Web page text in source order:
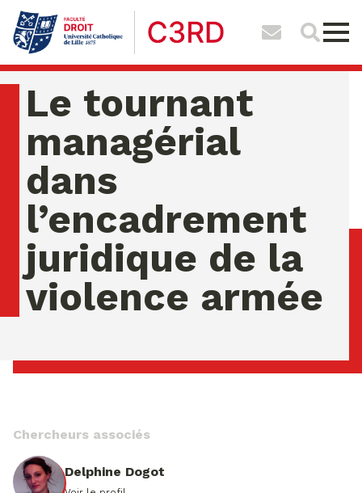
Le tournant
managérial
dans
l’encadrement
juridique de la
violence armée
Chercheurs associés
Delphine Dogot